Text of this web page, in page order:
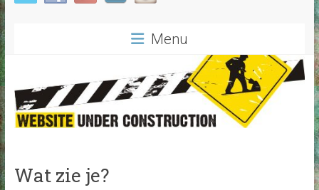
Menu
Wat zie je?